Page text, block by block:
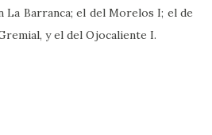
La Barranca; el del Morelos I; el de
y el del Ojocaliente I.